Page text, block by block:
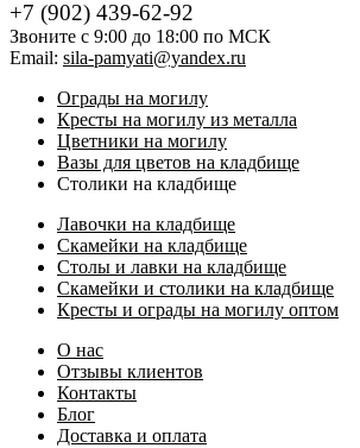
+7 (902) 439-62-92
Звоните с 9:00 до 18:00 по МСК
Email: sila-pamyati@yandex.ru
Ограды на могилу
Кресты на могилу из металла
Цветники на могилу
Вазы для цветов на кладбище
Столики на кладбище
Лавочки на кладбище
Скамейки на кладбище
Столы и лавки на кладбище
Скамейки и столики на кладбище
Кресты и ограды на могилу оптом
О нас
Отзывы клиентов
Контакты
Блог
Доставка и оплата